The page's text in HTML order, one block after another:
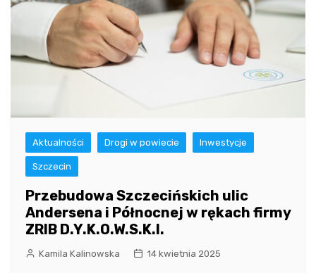
Aktualności Drogi w powiecie Inwestycje
Szczecin
Przebudowa Szczecińskich ulic
Andersena i Północnej w rękach firmy
ZRIB D.Y.K.O.W.S.K.I.
Kamila Kalinowska 14 kwietnia 2025